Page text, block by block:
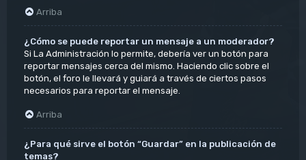
Arriba
¿Cómo se puede reportar un mensaje a un moderador?
Si La Administración lo permite, debería ver un botón para
reportar mensajes cerca del mismo. Haciendo clic sobre el
botón, el foro le llevará y guiará a través de ciertos pasos
necesarios para reportar el mensaje.
Arriba
¿Para qué sirve el botón “Guardar” en la publicación de
temas?